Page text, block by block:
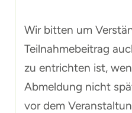
Wir bitten um
Teilnahmebeitrag
zu entrichten ist,
Abmeldung nicht
vor dem